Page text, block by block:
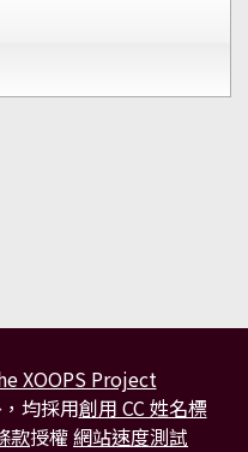
XOOPS Project
均採用創用 CC 姓名標
款授權網站速度測試